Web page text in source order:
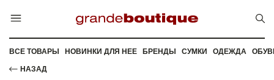
ВСЕ ТОВАРЫ НОВИНКИ ДЛЯ НЕЕ БРЕНДЫ СУМКИ ОДЕЖДА
НАЗАД